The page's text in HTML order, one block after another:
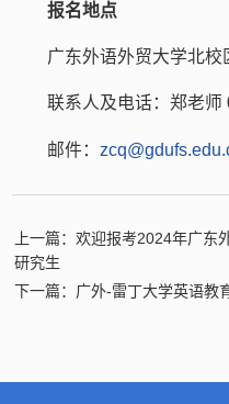
报名地点
广东外语外贸大学北校
联系人及电话：郑老师
邮件：
上一篇：欢迎报考2024年广
研究生
下一篇：广外-雷丁大学英语教